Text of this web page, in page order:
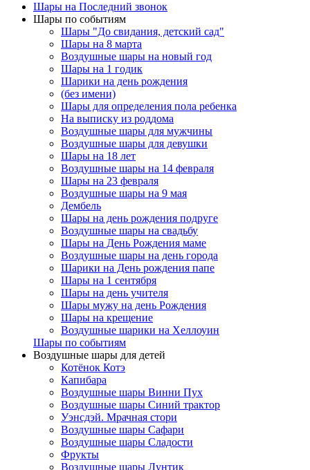
Шары на Последний звонок
Шары по событиям
Шары "До свидания, детский сад"
Шары на 8 марта
Воздушные шары на новый год
Шары на 1 годик
Шарики на день рождения
(без имени)
Шары для определения пола ребенка
На выписку из роддома
Воздушные шары для мужчины
Воздушные шары для девушки
Шары на 18 лет
Воздушные шары на 14 февраля
Шары на 23 февраля
Воздушные шары на 9 мая
Дембель
Шары на день рождения подруге
Воздушные шары на свадьбу
Шары на День Рождения маме
Воздушные шары на день города
Шарики на День рождения папе
Шары на 1 сентября
Шары на день учителя
Шары мужу на день Рождения
Шары на крещение
Воздушные шарики на Хеллоуин
Шары по событиям
Воздушные шары для детей
Котёнок Котэ
Капибара
Воздушные шары Винни Пух
Воздушные шары Синий трактор
Уэнсдэй. Мрачная стори
Воздушные шары Сафари
Воздушные шары Сладости
Фрукты
Воздушные шары Лунтик